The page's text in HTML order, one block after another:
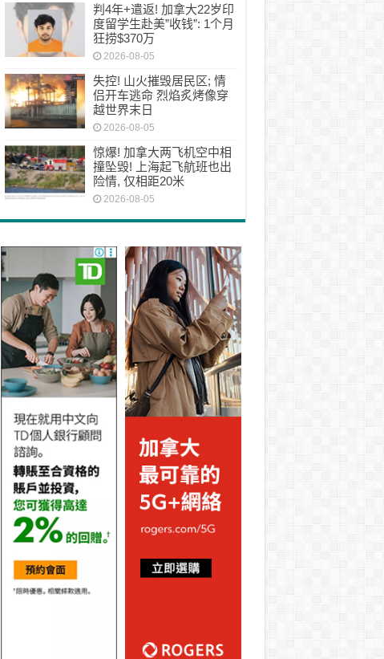
判4年+遣返! 加拿大22岁印
度留学生赴美”收钱”: 1个月
狂捞$370万
2026-08-05
失控! 山火摧毁居民区; 情
侣开车逃命 烈焰炙烤像穿
越世界末日
2026-08-05
惊爆! 加拿大两飞机空中相
撞坠毁! 上海起飞航班也出
险情, 仅相距20米
2026-08-05